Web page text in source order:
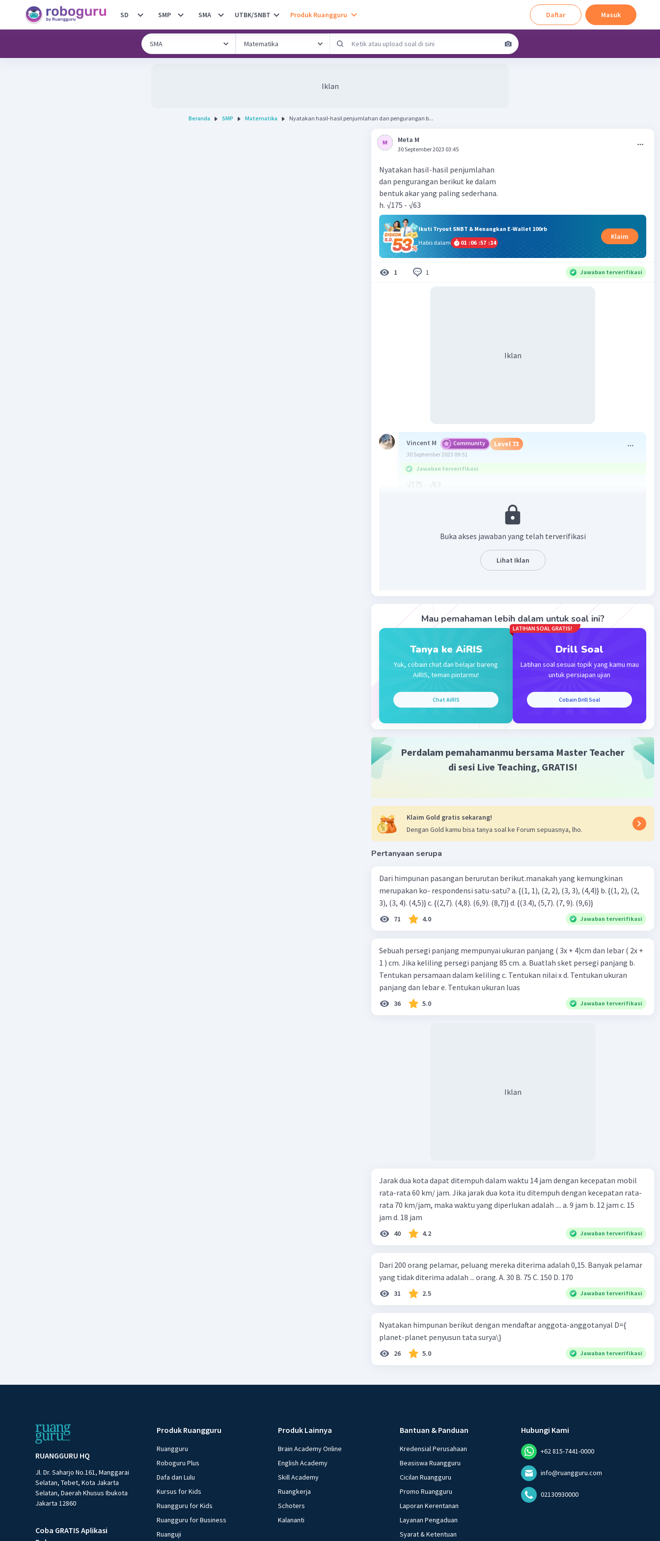
SD SMP SMA UTBK/SNBT Produk Ruangguru Daftar Masuk
Iklan
Beranda SMP Matematika Nyatakan hasil-hasil penjumlahan dan pengurangan b...
Meta M
30 September 2023 03:45
Nyatakan hasil-hasil penjumlahan
dan pengurangan berikut ke dalam
bentuk akar yang paling sederhana.
h. √175 - √63
Ikuti Tryout SNBT & Menangkan E-Wallet 100rb
Habis dalam
01 :06 :57 :14
Klaim
1 1 Jawaban terverifikasi
Iklan
Vincent M Community Level 73
30 September 2023 09:51
Jawaban terverifikasi
√175 - √63
Iklan
Buka akses jawaban yang telah terverifikasi
Lihat Iklan
Mau pemahaman lebih dalam untuk soal ini?
Tanya ke AiRIS
Yuk, cobain chat dan belajar bareng
AiRIS, teman pintarmu!
Chat AiRIS
LATIHAN SOAL GRATIS!
Drill Soal
Latihan soal sesuai topik yang kamu mau
untuk persiapan ujian
Cobain Drill Soal
Perdalam pemahamanmu bersama Master Teacher
di sesi Live Teaching, GRATIS!
Klaim Gold gratis sekarang!
Dengan Gold kamu bisa tanya soal ke Forum sepuasnya, lho.
Pertanyaan serupa
Dari himpunan pasangan berurutan berikut.manakah yang kemungkinan
merupakan ko- respondensi satu-satu? a. {(1, 1), (2, 2), (3, 3), (4,4)} b. {(1, 2), (2,
3), (3, 4). (4,5)} c. {(2,7). (4,8). (6,9). (8,7)} d. {(3.4), (5,7). (7, 9). (9,6)}
71 4.0 Jawaban terverifikasi
Sebuah persegi panjang mempunyai ukuran panjang ( 3x + 4)cm dan lebar ( 2x +
1 ) cm. Jika keliling persegi panjang 85 cm. a. Buatlah sket persegi panjang b.
Tentukan persamaan dalam keliling c. Tentukan nilai x d. Tentukan ukuran
panjang dan lebar e. Tentukan ukuran luas
36 5.0 Jawaban terverifikasi
Iklan
Jarak dua kota dapat ditempuh dalam waktu 14 jam dengan kecepatan mobil
rata-rata 60 km/ jam. Jika jarak dua kota itu ditempuh dengan kecepatan rata-
rata 70 km/jam, maka waktu yang diperlukan adalah .... a. 9 jam b. 12 jam c. 15
jam d. 18 jam
40 4.2 Jawaban terverifikasi
Dari 200 orang pelamar, peluang mereka diterima adalah 0,15. Banyak pelamar
yang tidak diterima adalah ... orang. A. 30 B. 75 C. 150 D. 170
31 2.5 Jawaban terverifikasi
Nyatakan himpunan berikut dengan mendaftar anggota-anggotanyal D={
planet-planet penyusun tata surya\}
26 5.0 Jawaban terverifikasi
RUANGGURU HQ
Jl. Dr. Saharjo No.161, Manggarai
Selatan, Tebet, Kota Jakarta
Selatan, Daerah Khusus Ibukota
Jakarta 12860
Coba GRATIS Aplikasi
Produk Ruangguru
Ruangguru
Roboguru Plus
Dafa dan Lulu
Kursus for Kids
Ruangguru for Kids
Ruangguru for Business
Ruanguji
Produk Lainnya
Brain Academy Online
English Academy
Skill Academy
Ruangkerja
Schoters
Kalananti
Bantuan & Panduan
Kredensial Perusahaan
Beasiswa Ruangguru
Cicilan Ruangguru
Promo Ruangguru
Laporan Kerentanan
Layanan Pengaduan
Syarat & Ketentuan
Hubungi Kami
+62 815-7441-0000
info@ruangguru.com
02130930000